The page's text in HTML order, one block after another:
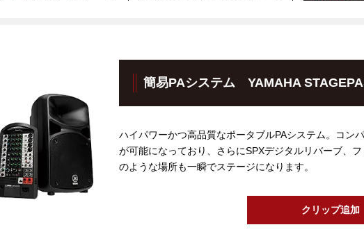
簡易PAシステム YAMAHA
ハイパワーかつ高品質なポータブルPAシステム。コン
が可能になっており、さらにSPXデジタルリバーブ、
のような場所も一瞬でステージになります。
クリップ追加